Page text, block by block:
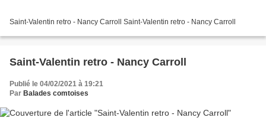
Saint-Valentin retro - Nancy Carroll Saint-Valentin retro - Nancy Carroll
Saint-Valentin retro - Nancy Carroll
Publié le 04/02/2021 à 19:21
Par Balades comtoises